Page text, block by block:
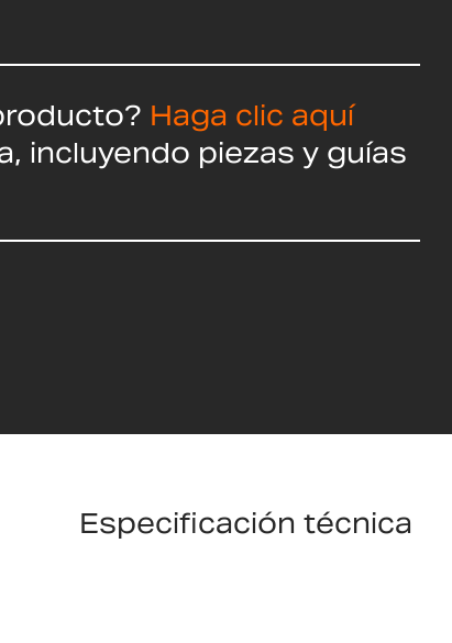
Haga clic aquí
incluyendo piezas y guías
Especificación técnica